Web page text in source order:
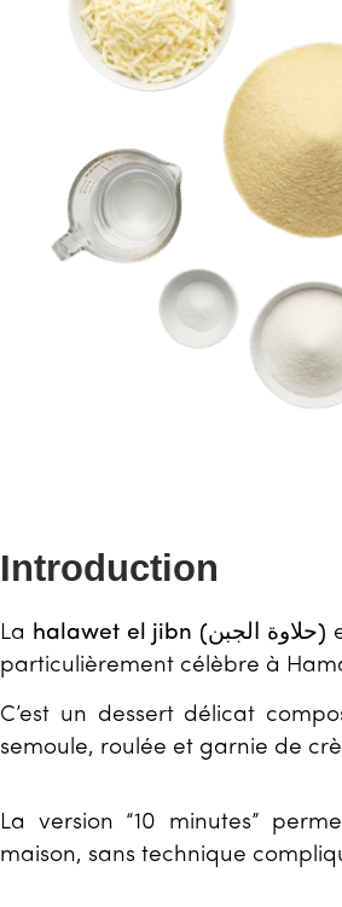
Introduction
La halawet el jibn (حلاوة الجبن)
particulièrement célèbre à
C’est un dessert délicat
semoule, roulée et garnie de
La version “10 minutes”
maison, sans technique